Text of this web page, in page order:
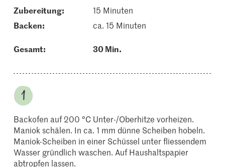
Zubereitung:
15 Minuten
backen:
ca. 15 Minuten
Gesamt: 30 Min.
Backofen auf 200 °C Unter-/Oberhitze vorheizen.
Maniok schälen. In ca. 1 mm dünne Scheiben hobeln.
Maniok-Scheiben in einer Schüssel unter fliessendem
Wasser gründlich waschen. Auf Haushaltspapier
abtropfen lassen.